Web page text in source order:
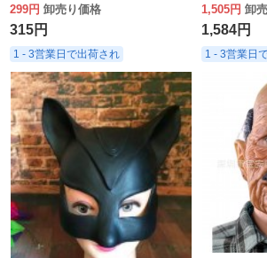
ボールホワイトダウンティンマス
ク男性と女性
299円 卸売り価格
315円
1 - 3営業日で出荷され
1,505円 卸
1,584円
1 - 3営業日